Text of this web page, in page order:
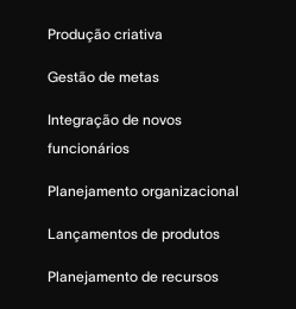
Produção criativa
Gestão de metas
Integração de novos
funcionários
Planejamento organizacional
Lançamentos de produtos
Planejamento de recursos